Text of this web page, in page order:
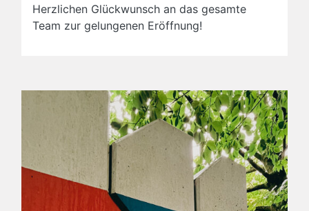
Herzlichen Glückwunsch an das gesamte
Team zur gelungenen Eröffnung!